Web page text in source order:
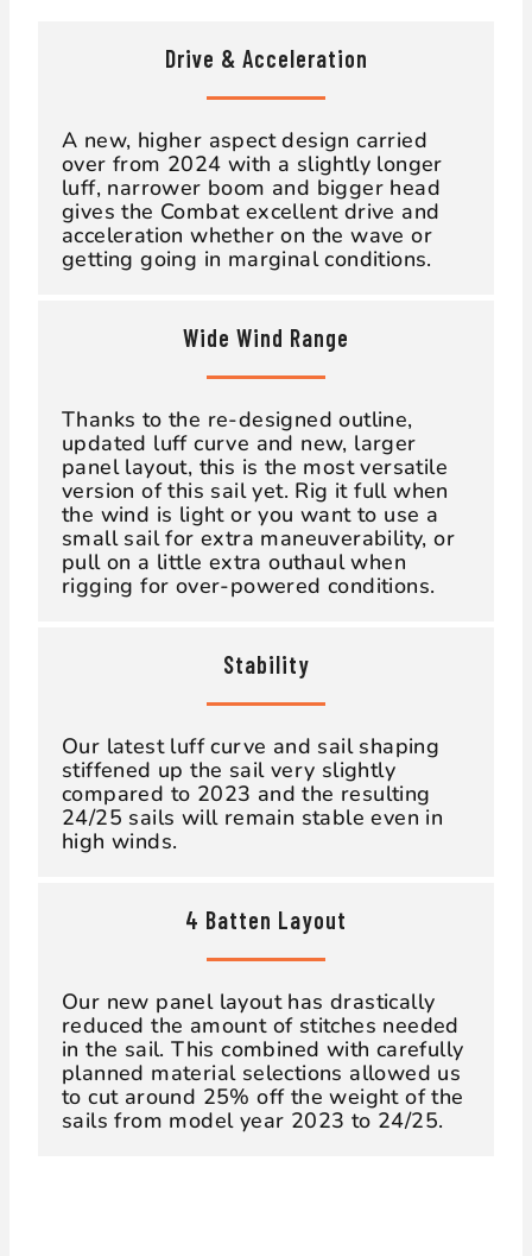
Drive & Acceleration
A new, higher aspect design carried
over from 2024 with a slightly longer
luff, narrower boom and bigger head
gives the Combat excellent drive and
acceleration whether on the wave or
getting going in marginal conditions.
Wide Wind Range
Thanks to the re-designed outline,
updated luff curve and new, larger
panel layout, this is the most versatile
version of this sail yet. Rig it full when
the wind is light or you want to use a
small sail for extra maneuverability, or
pull on a little extra outhaul when
rigging for over-powered conditions.
Stability
Our latest luff curve and sail shaping
stiffened up the sail very slightly
compared to 2023 and the resulting
24/25 sails will remain stable even in
high winds.
4 Batten Layout
Our new panel layout has drastically
reduced the amount of stitches needed
in the sail. This combined with carefully
planned material selections allowed us
to cut around 25% off the weight of the
sails from model year 2023 to 24/25.